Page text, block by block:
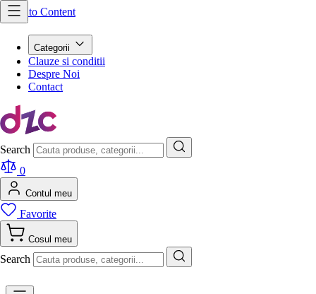
Skip to Content
Categorii
Clauze si conditii
Despre Noi
Contact
Search
0
Contul meu
Favorite
Cosul meu
Search